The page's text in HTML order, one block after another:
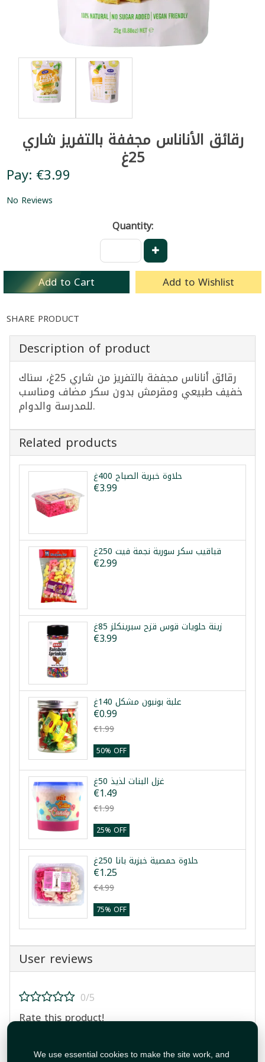
We use essential cookies to make the site work, and
رقائق الأناناس مجففة بالتفريز شاري
25غ
Pay: €3.99
No Reviews
Quantity:
Add to Cart Add to Wishlist
SHARE PRODUCT
Description of product
رقائق أناناس مجففة بالتفريز من شاري 25غ، سناك
خفيف طبيعي ومقرمش بدون سكر مضاف ومناسب
للمدرسة والدوام.
Related products
حلاوة خبرية الصباح 400غ
€3.99
قباقيب سكر سورية نجمة فيت 250غ
€2.99
زينة حلويات قوس قزح سبرينكلز 85غ
€3.99
علبة بونبون مشكل 140غ
€0.99
€1.99
50% OFF
غزل البنات لذيذ 50غ
€1.49
€1.99
25% OFF
حلاوة حمصية خبزية بانا 250غ
€1.25
€4.99
75% OFF
User reviews
0/5
Rate this product!